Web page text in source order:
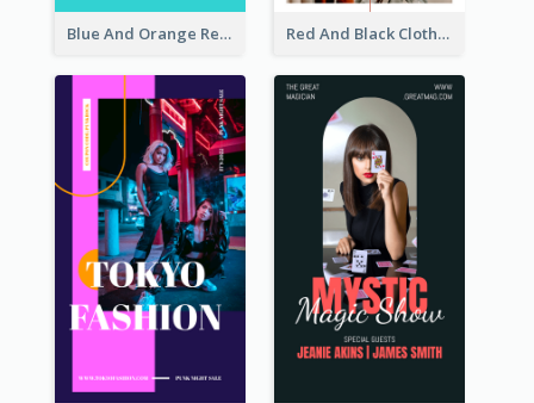
Blue And Orange Resort Photo Hotel Instagram Story Red And Black Clothes Sale Instagram Story